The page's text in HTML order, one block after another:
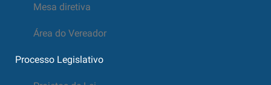
Mesa diretiva
Área do Vereador
Processo Legislativo